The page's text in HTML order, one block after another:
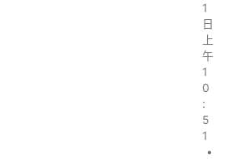
1
日
上
午
1
0
:
5
1
•